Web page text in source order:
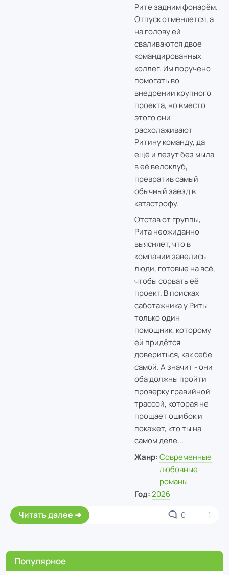
Рите задним фонарём.
Отпуск отменяется, а
на голову ей
сваливаются двое
командированных
коллег. Им поручено
помогать во
внедрении крупного
проекта, но вместо
этого они
расхолаживают
Ритину команду, да
ещё и лезут без мыла
в её велоклуб,
превратив самый
обычный заезд в
катастрофу.
Отстав от группы,
Рита неожиданно
выясняет, что в
компании завелись
люди, готовые на всё,
чтобы сорвать её
проект. В поисках
саботажника у Риты
только один
помощник, которому
ей придётся
довериться, как себе
самой. А значит - они
оба должны пройти
проверку гравийной
трассой, которая не
прощает ошибок и
покажет, кто ты на
самом деле...
Жанр: Современные
любовные
романы
Год: 2026
Читать далее 0 1
Популярное